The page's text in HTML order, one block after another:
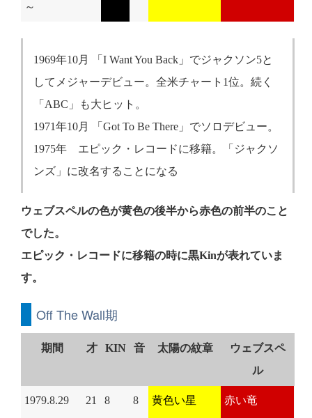
～
1969年10月 「I Want You Back」でジャクソン5と
してメジャーデビュー。全米チャート1位。続く
「ABC」も大ヒット。
1971年10月 「Got To Be There」でソロデビュー。
1975年 エピック・レコードに移籍。「ジャクソ
ンズ」に改名することになる
ウェブスペルの色が黄色の後半から赤色の前半のこと
でした。
エピック・レコードに移籍の時に黒Kinが表れていま
す。
Off The Wall期
期間 才 KIN 音 太陽の紋章
ウェブスペ
ル
1979.8.29
21 8 8 黄色い星 赤い竜